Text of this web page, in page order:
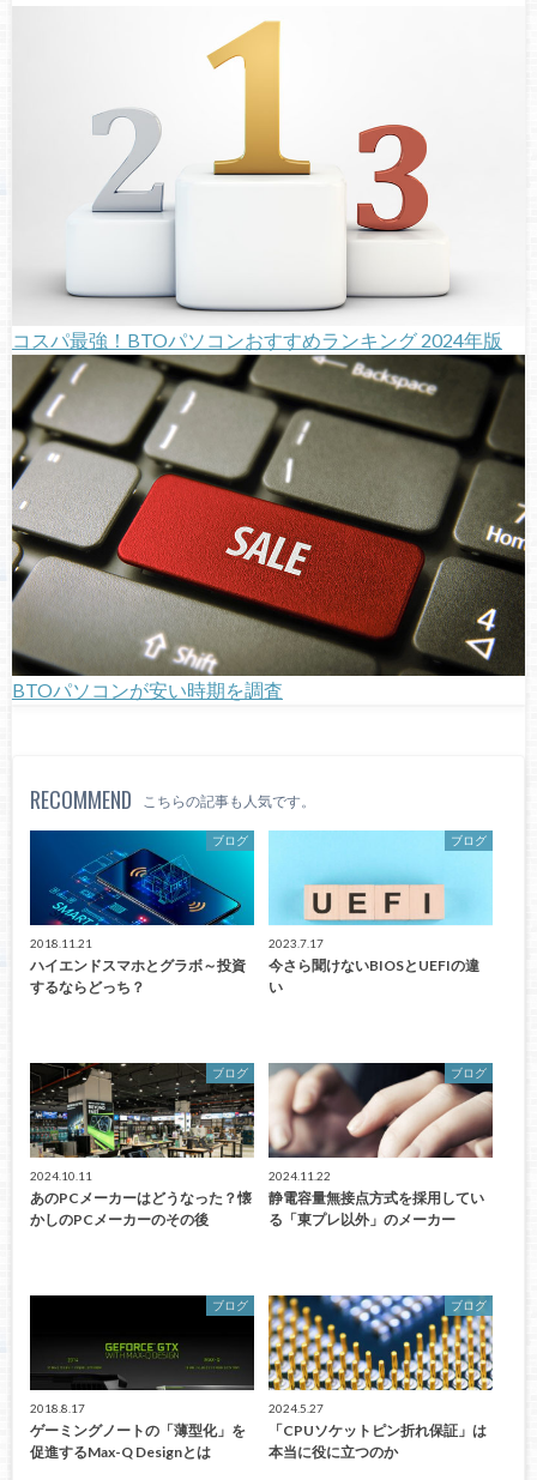
コスパ最強！BTOパソコンおすすめランキング 2024年版
BTOパソコンが安い時期を調査
RECOMMEND こちらの記事も人気です。
ブログ
2018.11.21
ハイエンドスマホとグラボ～投資
するならどっち？
ブログ
2023.7.17
今さら聞けないBIOSとUEFIの違
い
ブログ
2024.10.11
あのPCメーカーはどうなった？懐
かしのPCメーカーのその後
ブログ
2024.11.22
静電容量無接点方式を採用してい
る「東プレ以外」のメーカー
ブログ
2018.8.17
ゲーミングノートの「薄型化」を
促進するMax-Q Designとは
ブログ
2024.5.27
「CPUソケットピン折れ保証」は
本当に役に立つのか